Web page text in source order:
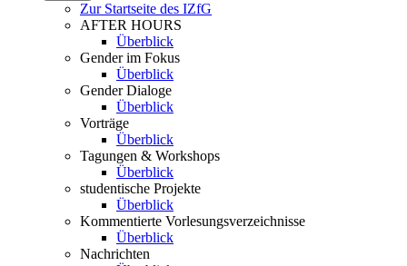
Zur Startseite des IZfG
AFTER HOURS
Überblick
Gender im Fokus
Überblick
Gender Dialoge
Überblick
Vorträge
Überblick
Tagungen & Workshops
Überblick
studentische Projekte
Überblick
Kommentierte Vorlesungsverzeichnisse
Überblick
Nachrichten